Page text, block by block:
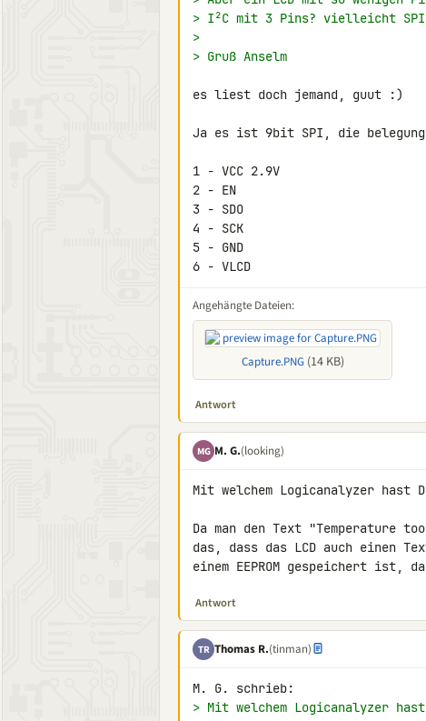
> I²C mit 3 Pins? vielleicht
>
> Gruß Anselm
es liest doch jemand, guut :)
Ja es ist 9bit SPI, die
1 - VCC 2.9V
2 - EN
3 - SDO
4 - SCK
5 - GND
6 - VLCD
Angehängte Dateien:
Capture.PNG(14 KB)
Antwort
MG M. G.(looking)
Mit welchem Logicanalyzer hast
Da man den Text "Temperature
das, dass das LCD auch einen
einem EEPROM gespeichert ist,
Antwort
TR Thomas R.(tinman)
> Mit welchem Logicanalyzer hast